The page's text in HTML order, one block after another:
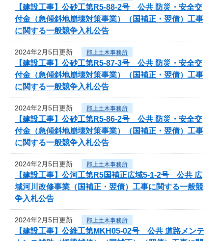
【建設工事】公砂工第R5-88-2号 公共 防災・安全交
付金（急傾斜地崩壊対策事業）（国補正・翌債）工事
に関する一般競争入札公告
2024年2月5日更新 郡上土木事務所
【建設工事】公砂工第R5-87-3号 公共 防災・安全交
付金（急傾斜地崩壊対策事業）（国補正・翌債）工事
に関する一般競争入札公告
2024年2月5日更新 郡上土木事務所
【建設工事】公砂工第R5-86-2号 公共 防災・安全交
付金（急傾斜地崩壊対策事業）（国補正・翌債）工事
に関する一般競争入札公告
2024年2月5日更新 郡上土木事務所
【建設工事】公河工第R5国補正広域5-1-2号 公共 広
域河川改修事業（国補正・翌債）工事に関する一般競
争入札公告
2024年2月5日更新 郡上土木事務所
【建設工事】公維工第MKH05-02号 公共 道路メンテ